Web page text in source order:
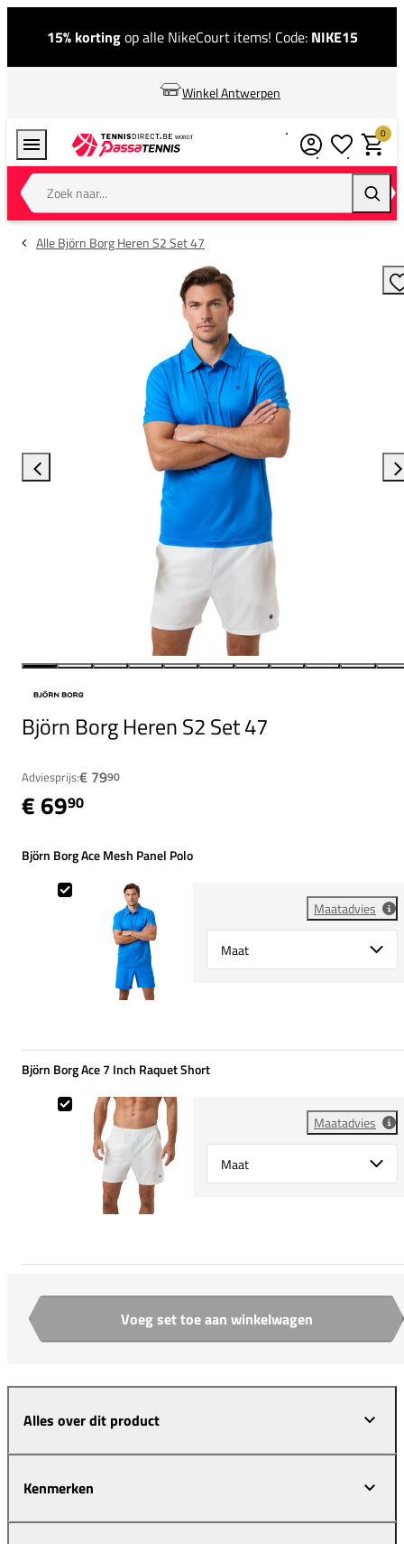
15% kortingop alle NikeCourt items! Code: NIKE15
Winkel Antwerpen
Zoek naar...
0
Alle Björn Borg Heren S2 Set 47
Björn Borg Heren S2 Set 47
Adviesprijs:€ 7990
€ 6990
Björn Borg Ace Mesh Panel Polo
Maatadvies
Select {option} for {name}
Björn Borg Ace Mesh Panel Polo
Björn Borg Ace 7 Inch Raquet Short
Maatadvies
Select {option} for {name}
Björn Borg Ace 7 Inch Raquet Short
Aantal Voeg set toe aan winkelwagen
Alles over dit product
Kenmerken